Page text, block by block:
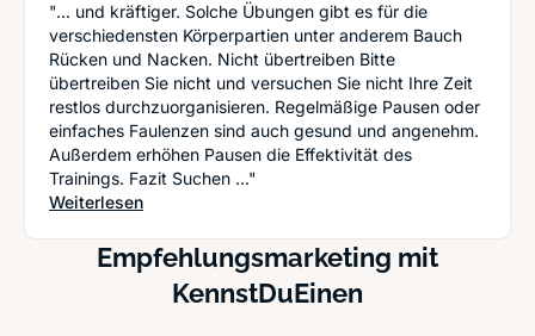
"... und kräftiger. Solche Übungen gibt es für die
verschiedensten Körperpartien unter anderem Bauch
Rücken und Nacken. Nicht übertreiben Bitte
übertreiben Sie nicht und versuchen Sie nicht Ihre Zeit
restlos durchzuorganisieren. Regelmäßige Pausen oder
einfaches Faulenzen sind auch gesund und angenehm.
Außerdem erhöhen Pausen die Effektivität des
Trainings. Fazit Suchen ..."
Weiterlesen: Alternativen zum Fitnessstudio - so werden
Empfehlungsmarketing mit
KennstDuEinen